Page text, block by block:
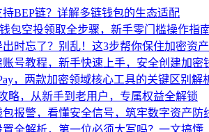
持BEP链？详解多链钱包的生态适配
包空投领取全步骤，新手零门槛操作指
出时忘了？别乱！这3步帮你保住加密资产
账号教程，新手快速上手，安全创建加密
，两款加密领域核心工具的关键区别解
略，从新手到老用户，专属权益全解锁
包报警，看懂安全信号，筑牢数字资产防
置全解析，第一位必须大写吗？一文搞懂